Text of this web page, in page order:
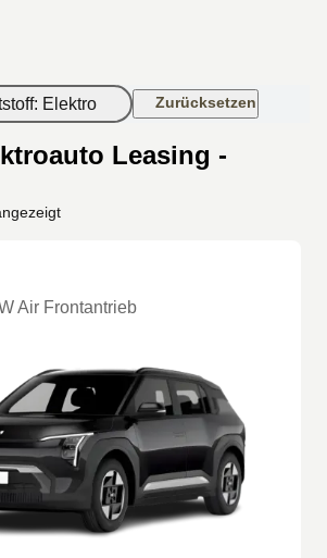
staatlichen Förderungen
Sie ihr neues Auto jetzt und
: Elektro Zurücksetzen
Leasing -
Air Frontantrieb